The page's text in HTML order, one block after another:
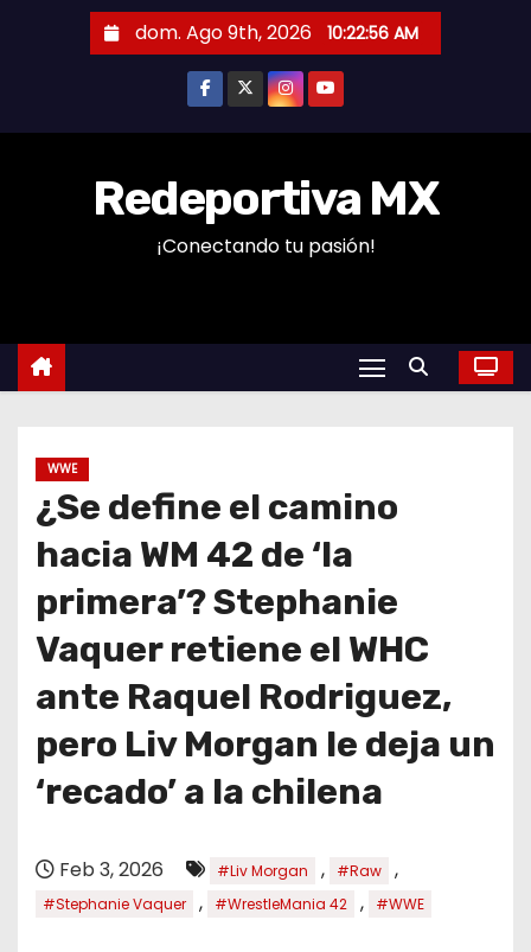
n
dom. Ago 9th, 2026 10:22:57 AM
Redeportiva MX
¡Conectando tu pasión!
WWE
¿Se define el camino
hacia WM 42 de ‘la
primera’? Stephanie
Vaquer retiene el WHC
ante Raquel Rodriguez,
pero Liv Morgan le deja un
‘recado’ a la chilena
Feb 3, 2026 #Liv Morgan , #Raw ,
#Stephanie Vaquer , #WrestleMania 42 , #WWE